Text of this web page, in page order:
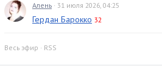
Алень · 31 июля 2026, 04:25
Гердан Барокко 32
Весь эфир · RSS